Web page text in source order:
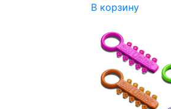
В корзину